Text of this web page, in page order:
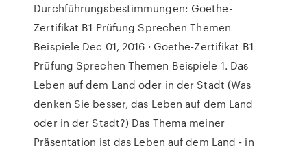
Durchführungsbestimmungen: Goethe-
Zertifikat B1 Prüfung Sprechen Themen
Beispiele Dec 01, 2016 · Goethe-Zertifikat B1
Prüfung Sprechen Themen Beispiele 1. Das
Leben auf dem Land oder in der Stadt (Was
denken Sie besser, das Leben auf dem Land
oder in der Stadt?) Das Thema meiner
Präsentation ist das Leben auf dem Land - in